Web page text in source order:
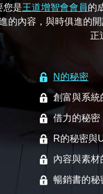
您是王道增智會會員的
的內容，與時俱進的
正
N的秘密
創富與系統
借力的秘密
R的秘密與
內容與素材
暢銷書的秘